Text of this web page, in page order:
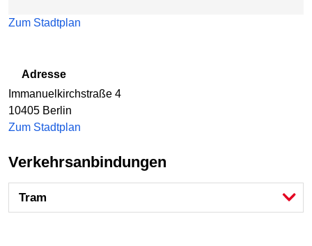
Zum Stadtplan
Adresse
Immanuelkirchstraße 4
10405 Berlin
Zum Stadtplan
Verkehrsanbindungen
Tram